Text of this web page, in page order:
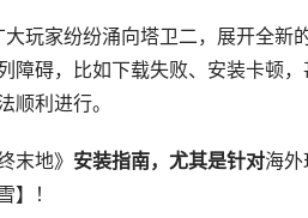
玩家纷纷涌向塔卫二，展开全新
障碍，比如下载失败、安装卡顿，
顺利进行。
末地》 安装指南，尤其是针对海
】！